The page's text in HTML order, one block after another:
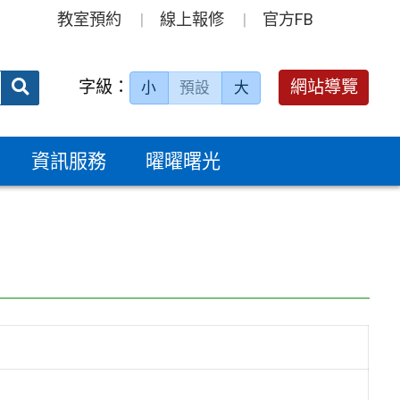
教室預約 線上報修 官方FB
送出 字級： 小 預設 大 網站導覽
資訊服務 曜曜曙光